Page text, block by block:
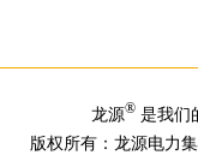
龙源®是我们
版权所有：龙源电力